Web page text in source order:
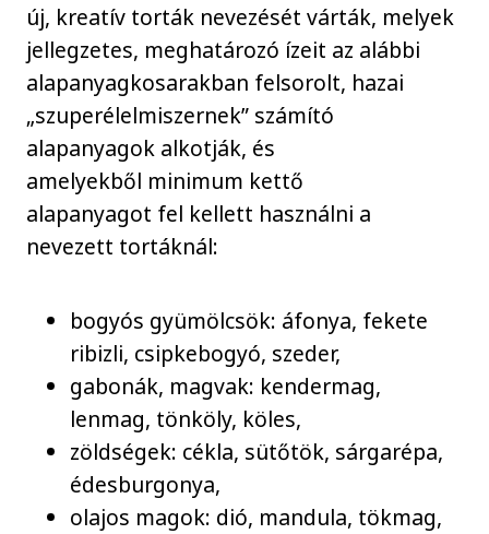
új, kreatív torták nevezését várták, melyek
jellegzetes, meghatározó ízeit az alábbi
alapanyagkosarakban felsorolt, hazai
„szuperélelmiszernek” számító
alapanyagok alkotják, és
amelyekből minimum kettő
alapanyagot fel kellett használni a
nevezett tortáknál:
bogyós gyümölcsök: áfonya, fekete
ribizli, csipkebogyó, szeder,
gabonák, magvak: kendermag,
lenmag, tönköly, köles,
zöldségek: cékla, sütőtök, sárgarépa,
édesburgonya,
olajos magok: dió, mandula, tökmag,